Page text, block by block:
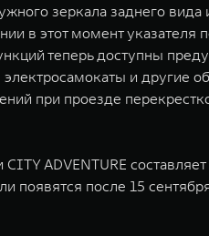
зеркала заднего
в этот момент указателя
теперь доступны
и другие
при проезде
CITY ADVENTURE
появятся после 15